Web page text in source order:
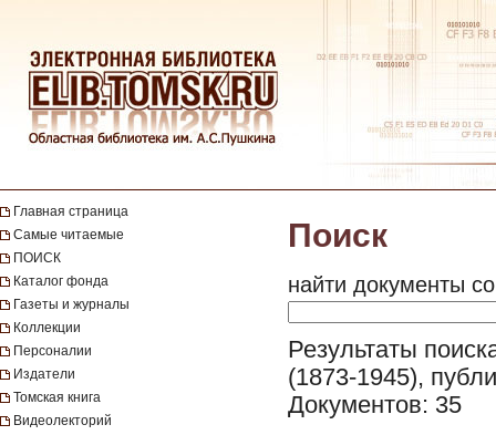
Главная страница
Самые читаемые
ПОИСК
Каталог фонда
Газеты и журналы
Коллекции
Персоналии
Издатели
Томская книга
Видеолекторий
Поиск
найти документы
Результаты
(1873-1945),
Документов: 35